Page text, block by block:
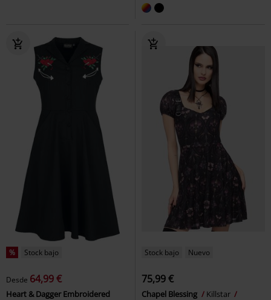
% Stock bajo
Desde 64,99 €
Heart & Dagger Embroidered
Stock bajo Nuevo
75,99 €
Chapel Blessing
Killstar